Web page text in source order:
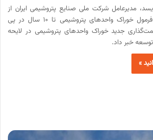
مدیرعامل شرکت ملی صنایع پتروشیمی ایران از
ثابت ماندن فرمول خوراک واحدهای پتروشیمی تا ۱۰ سال در پی
جدید خوراک واحدهای پتروشیمی در لایحه
خبر داد.
»